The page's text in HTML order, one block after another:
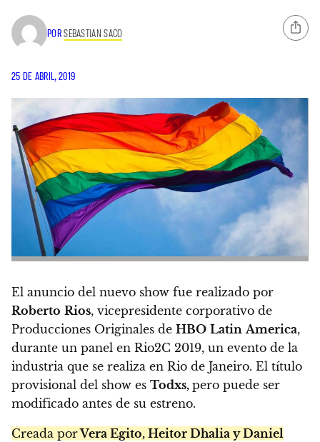
PORSEBASTIAN SACO
25 DE ABRIL, 2019
El anuncio del nuevo show fue realizado por
Roberto Rios, vicepresidente corporativo de
Producciones Originales de HBO Latin America,
durante un panel en Rio2C 2019, un evento de la
industria que se realiza en Rio de Janeiro. El título
provisional del show es Todxs, pero puede ser
modificado antes de su estreno.
Creada porVera Egito, Heitor Dhalia y Daniel